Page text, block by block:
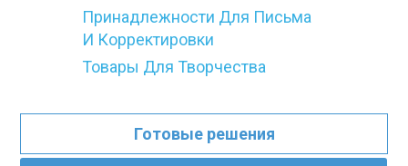
Принадлежности Для Письма
И Корректировки
Товары Для Творчества
Готовые решения